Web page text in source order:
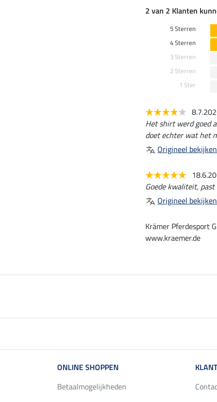
2 van 2 Klanten
5 Sterren
4 Sterren
3 Sterren
2 Sterren
1 Ster
Het shirt werd goed
doet echter wat het
Origineel bekijken
Goede kwaliteit,
Origineel bekijken
Krämer Pferdesport
www.kraemer.de
ONLINE SHOPPEN
Betaalmogelijkheden